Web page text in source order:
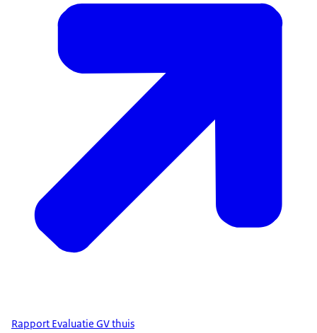
Rapport Evaluatie GV thuis